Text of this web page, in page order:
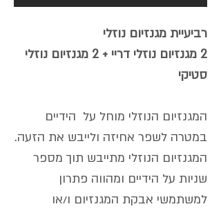
רביעיית מגנזיום נוזלי
2 מגנזיום נוזלי דריי + 2 מגנזיום נוזלי
סטיקי
המגנזיום הנוזלי מוחל על הידיים
במטרה לשפר אחיזה ולייבש את הזעה.
המגנזיום הנוזלי מתייבש תוך מספר
שניות על הידיים ומהווה פתרון
למשתמשי אבקת המגנזיום ו/או